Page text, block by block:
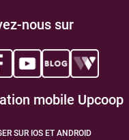
nous sur
mobile Upcoop
SUR IOS ET ANDROID